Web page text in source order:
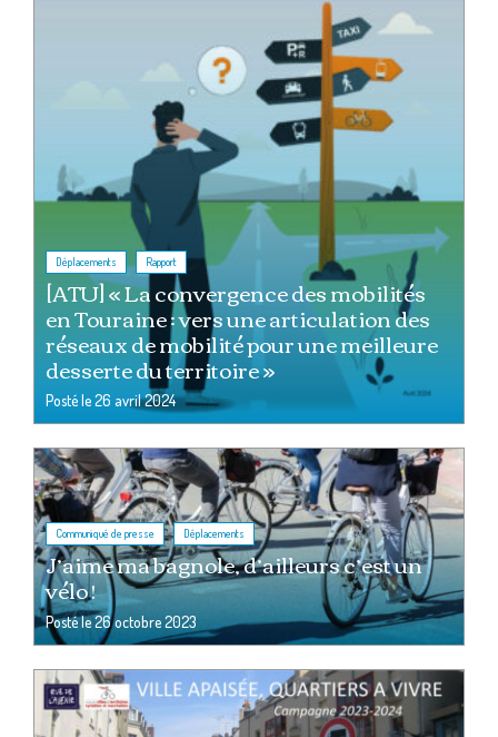
Déplacements , Rapport
[ATU] « La convergence des mobilités
en Touraine : vers une articulation des
réseaux de mobilité pour une meilleure
desserte du territoire »
Posté le26 avril 2024
Communiqué de presse , Déplacements
J’aime ma bagnole, d’ailleurs c’est un
vélo !
Posté le26 octobre 2023